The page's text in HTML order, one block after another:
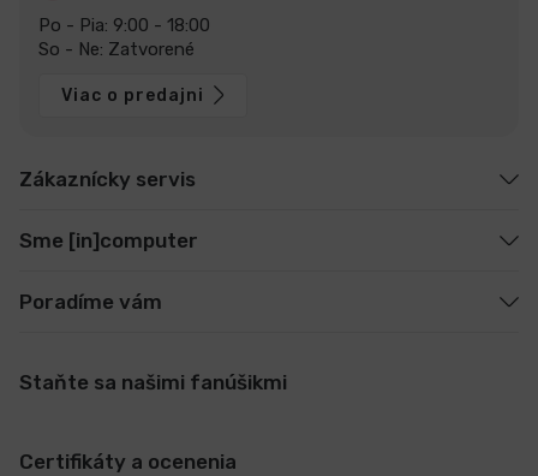
Po - Pia: 9:00 - 18:00
So - Ne: Zatvorené
Viac o predajni
Zákaznícky servis
Sme [in]computer
Poradíme vám
Staňte sa našimi fanúšikmi
Certifikáty a ocenenia